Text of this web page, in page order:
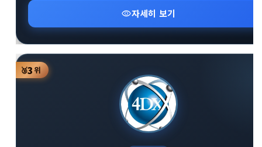
visibility자세히 보기
🥉3위